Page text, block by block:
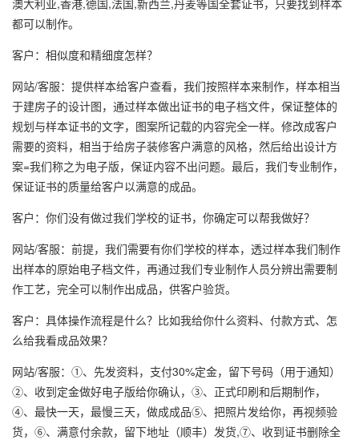
澳大利亚,香港,德国,法国,新西兰,丹麦等国全套证书，只要找到样本
都可以制作。
客户：相似度和精细度怎样？
网站/客服：提供样本给客户查看，我们按照样本来制作，样本相当
于建房子的设计图，通过样本做出证书的电子档文件，保证整体的
规划与样本证书的文字，图案所记载的内容完全一样。修改成客户
需要的资料，相当于给房子装修客户满意的风格，然后给出设计方
案=我们称之为电子版，保证内容不出问题。最后，我们专业制作，
保证证书的质量给客户以满意的成品。
客户：你们没有做过我们学校的证书，你确定可以帮我做好？
网站/客服：前提，我们需要有你们学校的样本，透过样本我们制作
出样本的原始电子档文件，再通过我们专业制作人员分辨出需要制
作工艺，完全可以制作出成品，供客户验货。
客户：具体操作流程是什么？比如我给你什么资料、付款方式、怎
么给我看成品效果？
网站/客服：①、先发资料，支付30%定金，留下号码（用于通知）
②、收到定金做好电子版给你确认，③、正式印刷和后期制作，
④、最快一天，最慢三天，做成成品⑤、把照片发给你，再视频验
货，⑥、满意付余款，留下地址（顺丰）发货,⑦、收到证书删除全